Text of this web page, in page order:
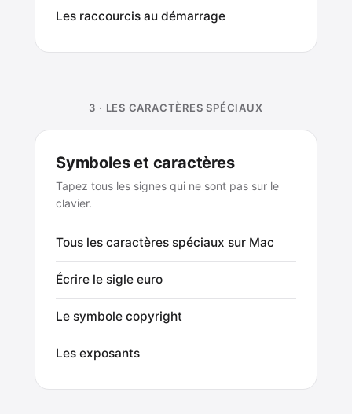
Les raccourcis au démarrage
3 · LES CARACTÈRES SPÉCIAUX
Symboles et caractères
Tapez tous les signes qui ne sont pas sur le
clavier.
Tous les caractères spéciaux sur Mac
Écrire le sigle euro
Le symbole copyright
Les exposants